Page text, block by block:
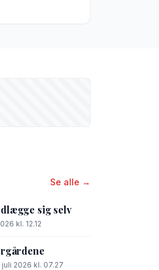
Se alle →
sig selv
kl. 12.12
2026 kl. 07.27